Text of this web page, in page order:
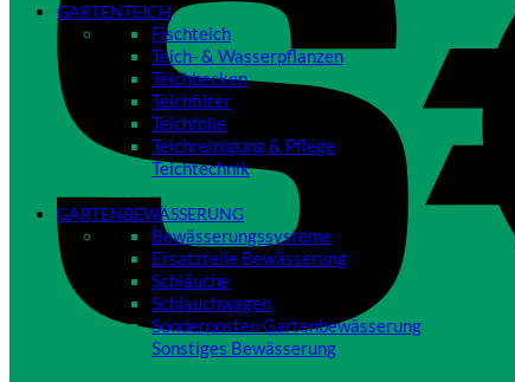
GARTENTEICH
Fischteich
Teich- & Wasserpflanzen
Teichbecken
Teichfilter
Teichfolie
Teichreinigung & Pflege
Teichtechnik
GARTENBEWÄSSERUNG
Bewässerungssysteme
Ersatzteile Bewässerung
Schläuche
Schlauchwagen
Sonderposten Gartenbewässerung
Sonstiges Bewässerung